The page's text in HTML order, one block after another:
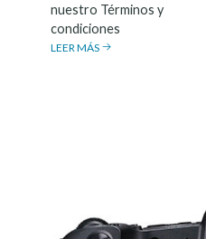
nuestro Términos y
condiciones
LEER MÁS